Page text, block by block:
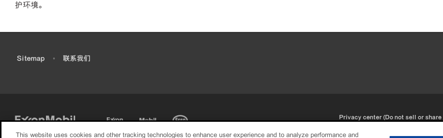
护环境。
Sitemap • 联系我们
Privacy center (Do not sell or
This website uses cookies and other tracking technologies to enhance user experience and to analyze performance and